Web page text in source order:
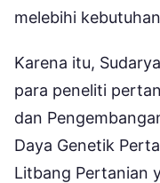
melebihi
Karena itu,
para peneliti
dan
Daya Genetik
Litbang Pertanian